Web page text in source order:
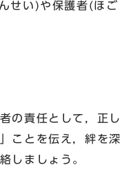
せい)や保護者(ほご
の責任として，正
ことを伝え，絆を
しましょう。